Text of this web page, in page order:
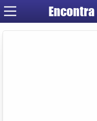
Encontra